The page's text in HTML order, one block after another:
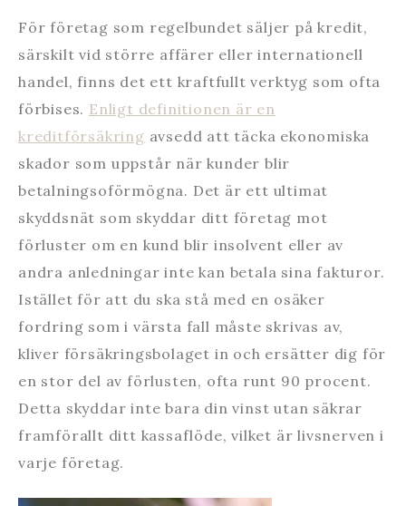
För företag som regelbundet säljer på kredit,
särskilt vid större affärer eller internationell
handel, finns det ett kraftfullt verktyg som ofta
förbises. Enligt definitionen är en
kreditförsäkring avsedd att täcka ekonomiska
skador som uppstår när kunder blir
betalningsoförmögna. Det är ett ultimat
skyddsnät som skyddar ditt företag mot
förluster om en kund blir insolvent eller av
andra anledningar inte kan betala sina fakturor.
Istället för att du ska stå med en osäker
fordring som i värsta fall måste skrivas av,
kliver försäkringsbolaget in och ersätter dig för
en stor del av förlusten, ofta runt 90 procent.
Detta skyddar inte bara din vinst utan säkrar
framförallt ditt kassaflöde, vilket är livsnerven i
varje företag.